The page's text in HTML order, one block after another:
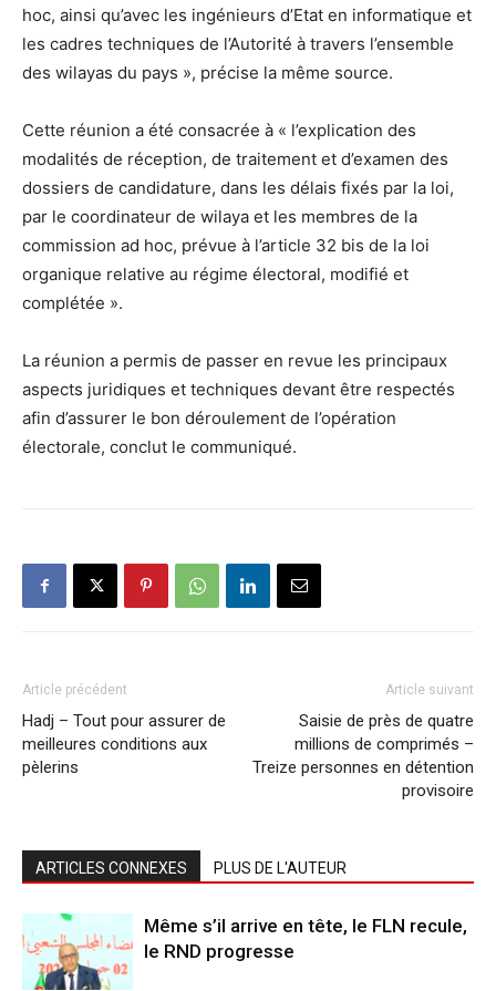
hoc, ainsi qu’avec les ingénieurs d’Etat en informatique et
les cadres techniques de l’Autorité à travers l’ensemble
des wilayas du pays », précise la même source.
Cette réunion a été consacrée à « l’explication des
modalités de réception, de traitement et d’examen des
dossiers de candidature, dans les délais fixés par la loi,
par le coordinateur de wilaya et les membres de la
commission ad hoc, prévue à l’article 32 bis de la loi
organique relative au régime électoral, modifié et
complétée ».
La réunion a permis de passer en revue les principaux
aspects juridiques et techniques devant être respectés
afin d’assurer le bon déroulement de l’opération
électorale, conclut le communiqué.
Article précédent
Hadj – Tout pour assurer de
meilleures conditions aux
pèlerins
Article suivant
Saisie de près de quatre
millions de comprimés –
Treize personnes en détention
provisoire
ARTICLES CONNEXES PLUS DE L'AUTEUR
Même s’il arrive en tête, le FLN recule,
le RND progresse